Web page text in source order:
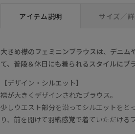
アイテム説明 サイズ／
大きめ襟のフェミニンブラウスは、デニム
て、普段＆休日にも着られるスタイルにブ
【デザイン・シルエット】
襟が大きくデザインされたブラウス。
少しウエスト部分を沿ってシルエットをと
り、前を開けて羽織感覚で着ていただける